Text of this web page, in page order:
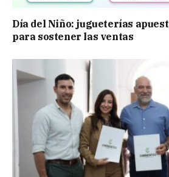
Día del Niño: jugueterías
para sostener las ventas